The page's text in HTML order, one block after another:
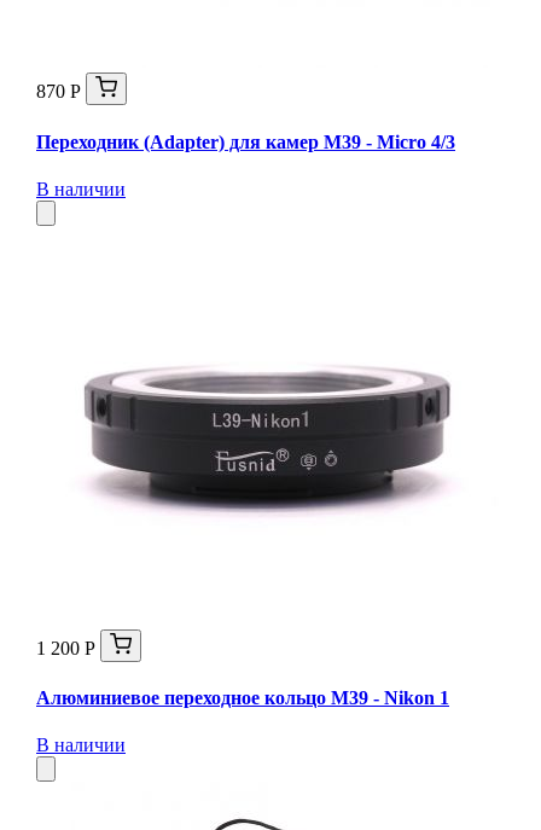
870 Р
Переходник (Adapter) для камер M39 - Micro 4/3
В наличии
1 200 Р
Алюминиевое переходное кольцо M39 - Nikon 1
В наличии